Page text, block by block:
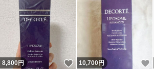
8,800円 いいね！
10,700円